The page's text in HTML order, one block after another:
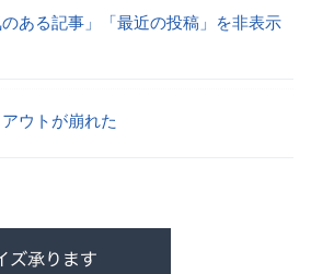
ある記事」「最近の投稿」を非表示
ウトが崩れた